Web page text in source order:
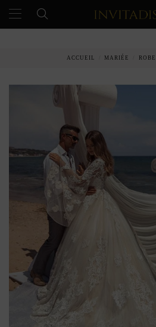
ACCUEIL MARIÉE